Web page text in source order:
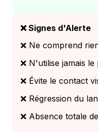
❌ Signes d'Alerte
❌ Ne comprend
❌ N'utilise jamais le
❌ Évite le contact
❌ Régression du
❌ Absence totale